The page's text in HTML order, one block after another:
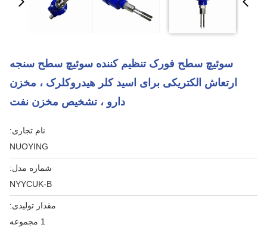
سوئیچ سطح فورک تنظیم کننده سوئیچ سطح سنجه
ارتعاش الکتریکی برای اسید کلر هیدروکلرک ، مخزن
دارو ، تشخیص مخزن نفت
نام تجاری:
NUOYING
شماره مدل:
NYYCUK-B
مقدار تولیدی: